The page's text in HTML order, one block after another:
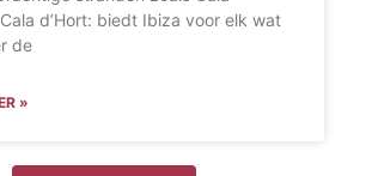
d’Hort: biedt Ibiza voor elk wat
de
»